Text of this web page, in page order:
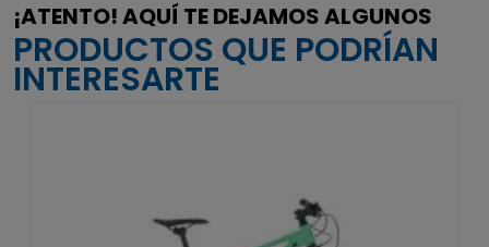
¡ATENTO! AQUÍ TE DEJAMOS ALGUNOS
PRODUCTOS QUE PODRÍAN
INTERESARTE